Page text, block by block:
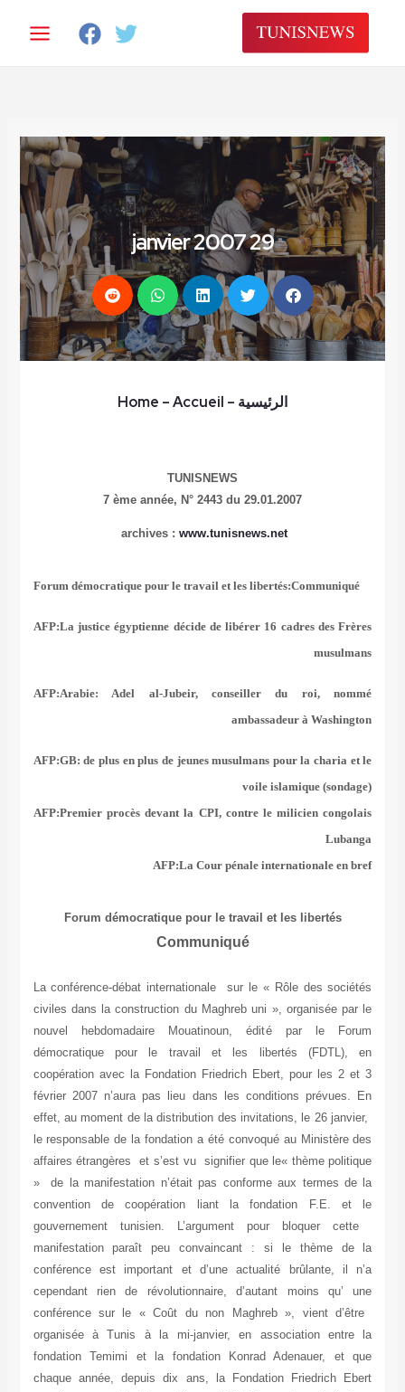
المحتوى
29 janvier 2007
Home – Accueil – الرئيسية
TUNISNEWS
7 ème année, N° 2443 du 29.01.2007
archives : www.tunisnews.net
Forum démocratique pour le travail et les libertés:Communiqué
AFP:La justice égyptienne décide de libérer 16 cadres des Frères
musulmans
AFP:Arabie: Adel al-Jubeir, conseiller du roi, nommé
ambassadeur à Washington
AFP:GB: de plus en plus de jeunes musulmans pour la charia et le
voile islamique (sondage)
AFP:Premier procès devant la CPI, contre le milicien congolais
Lubanga
AFP:La Cour pénale internationale en bref
Forum démocratique pour le travail et les libertés
Communiqué
La conférence-débat internationale sur le « Rôle des sociétés
civiles dans la construction du Maghreb uni », organisée par le
nouvel hebdomadaire Mouatinoun, édité par le Forum
démocratique pour le travail et les libertés (FDTL), en
coopération avec la Fondation Friedrich Ebert, pour les 2 et 3
février 2007 n’aura pas lieu dans les conditions prévues. En
effet, au moment de la distribution des invitations, le 26 janvier,
le responsable de la fondation a été convoqué au Ministère des
affaires étrangères et s’est vu signifier que le« thème politique
» de la manifestation n’était pas conforme aux termes de la
convention de coopération liant la fondation F.E. et le
gouvernement tunisien. L’argument pour bloquer cette
manifestation paraît peu convaincant : si le thème de la
conférence est important et d’une actualité brûlante, il n’a
cependant rien de révolutionnaire, d’autant moins qu’ une
conférence sur le « Coût du non Maghreb », vient d’être
organisée à Tunis à la mi-janvier, en association entre la
fondation Temimi et la fondation Konrad Adenauer, et que
chaque année, depuis dix ans, la Fondation Friedrich Ebert